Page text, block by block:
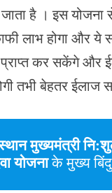
जाता है । इस योजना
लाभ होगा और ये
कर सकेंगे और
तभी बेहतर ईलाज
मुख्यमंत्री
योजनाके मुख्य बिंदु